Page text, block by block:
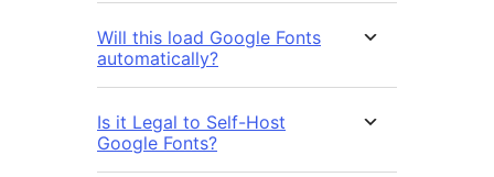
Will this load Google Fonts
automatically?
Is it Legal to Self-Host
Google Fonts?